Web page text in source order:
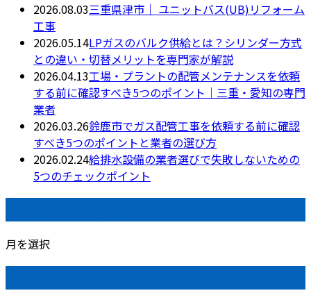
2026.08.03三重県津市｜ ユニットバス(UB)リフォーム
工事
2026.05.14LPガスのバルク供給とは？シリンダー方式
との違い・切替メリットを専門家が解説
2026.04.13工場・プラントの配管メンテナンスを依頼
する前に確認すべき5つのポイント｜三重・愛知の専門
業者
2026.03.26鈴鹿市でガス配管工事を依頼する前に確認
すべき5つのポイントと業者の選び方
2026.02.24給排水設備の業者選びで失敗しないための
5つのチェックポイント
月を選択